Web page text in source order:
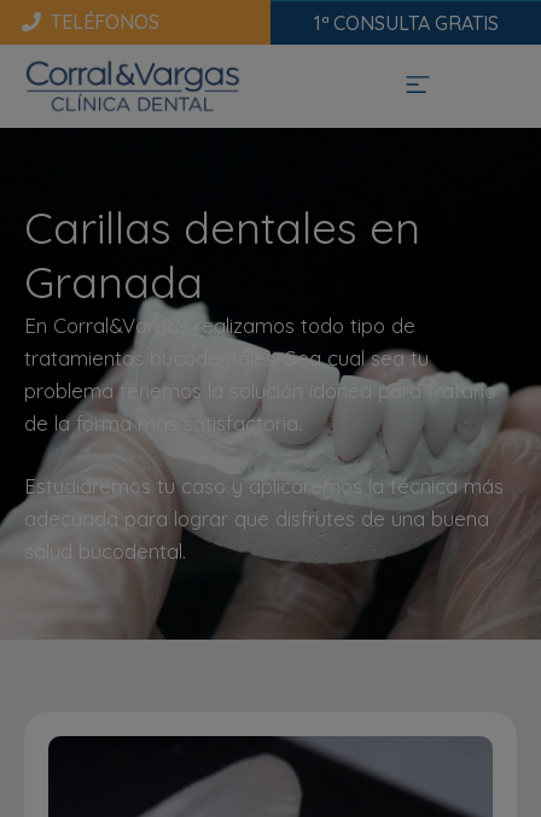
TELÉFONOS 1ª CONSULTA GRATIS
Carillas dentales en
Granada
En Corral&Vargas realizamos todo tipo de
tratamientos bucodentales. Sea cual sea tu
problema tenemos la solución idónea para tratarlo
de la forma más satisfactoria.
Estudiaremos tu caso y aplicaremos la técnica más
adecuada para lograr que disfrutes de una buena
salud bucodental.